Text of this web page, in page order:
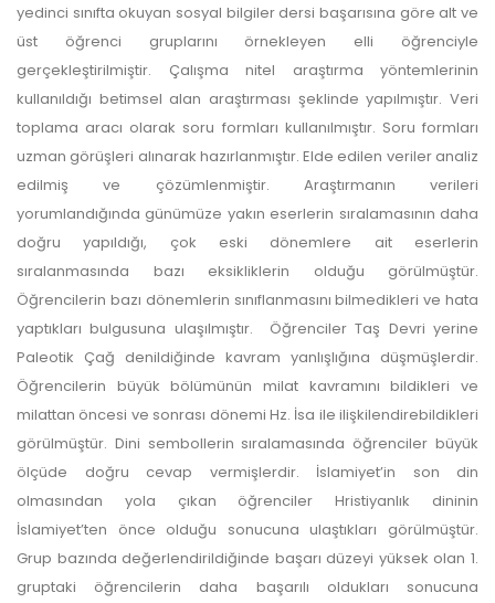
yedinci sınıfta okuyan sosyal bilgiler dersi başarısına göre alt ve
üst öğrenci gruplarını örnekleyen elli öğrenciyle
gerçekleştirilmiştir. Çalışma nitel araştırma yöntemlerinin
kullanıldığı betimsel alan araştırması şeklinde yapılmıştır. Veri
toplama aracı olarak soru formları kullanılmıştır. Soru formları
uzman görüşleri alınarak hazırlanmıştır. Elde edilen veriler analiz
edilmiş ve çözümlenmiştir. Araştırmanın verileri
yorumlandığında günümüze yakın eserlerin sıralamasının daha
doğru yapıldığı, çok eski dönemlere ait eserlerin
sıralanmasında bazı eksikliklerin olduğu görülmüştür.
Öğrencilerin bazı dönemlerin sınıflanmasını bilmedikleri ve hata
yaptıkları bulgusuna ulaşılmıştır. Öğrenciler Taş Devri yerine
Paleotik Çağ denildiğinde kavram yanlışlığına düşmüşlerdir.
Öğrencilerin büyük bölümünün milat kavramını bildikleri ve
milattan öncesi ve sonrası dönemi Hz. İsa ile ilişkilendirebildikleri
görülmüştür. Dini sembollerin sıralamasında öğrenciler büyük
ölçüde doğru cevap vermişlerdir. İslamiyet’in son din
olmasından yola çıkan öğrenciler Hristiyanlık dininin
İslamiyet’ten önce olduğu sonucuna ulaştıkları görülmüştür.
Grup bazında değerlendirildiğinde başarı düzeyi yüksek olan 1.
gruptaki öğrencilerin daha başarılı oldukları sonucuna